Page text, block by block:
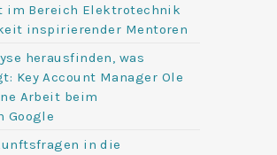
im Bereich Elektrotechnik
inspirierender Mentoren
herausfinden, was
Key Account Manager Ole
Arbeit beim
Google
in die